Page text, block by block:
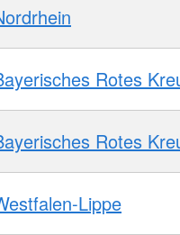
Rotes
Rotes
Lippe